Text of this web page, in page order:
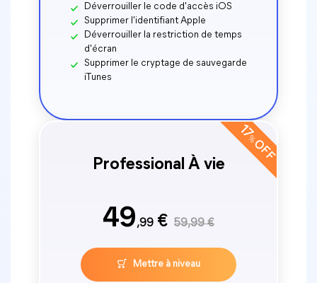
Déverrouiller le code d'accès iOS
Supprimer l'identifiant Apple
Déverrouiller la restriction de temps
d'écran
Supprimer le cryptage de sauvegarde
iTunes
17%
OFF
Professional À vie
49,99 € 59,99 €
Mettre à niveau